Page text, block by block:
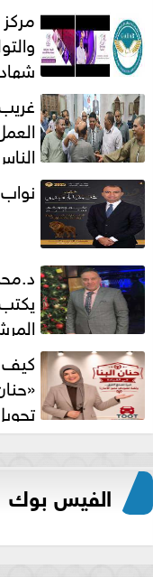
الكامل
نواب
الانتخابات
كيف
النسائية من خوف...
الفيس بوك